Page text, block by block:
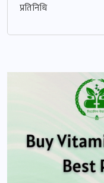
प्रतिनिधि